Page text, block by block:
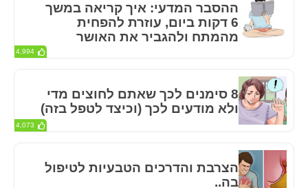
ההסבר המדעי: איך קריאה במשך
6 דקות ביום, עוזרת להפחית
מהמתח ולהגביר את האושר
4,994
8 סימנים לכך שאתם לחוצים מדי
ולא מודעים לכך (וכיצד לטפל בזה)
4,073
הצרבת והדרכים הטבעיות לטיפול
בה..